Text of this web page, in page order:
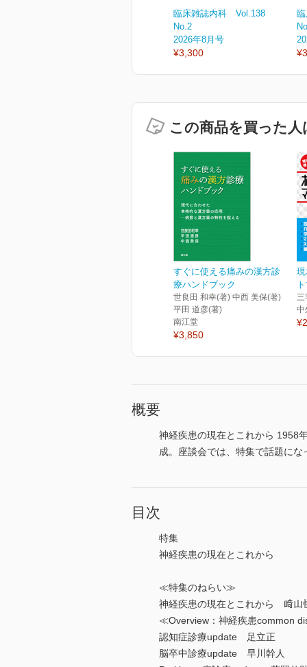
臨床雑誌内科 Vol.138
No.2
2026年8月号
¥3,300
この商品を買った
すぐに使える痛みの漢方診
療ハンドブック
世良田 和幸(著) 中西 美保(著)
平田 道彦(著)
南江堂
¥3,850
三
中
概要
神経疾患の現在とこれから 1958
成。座談会では、特集で話題に
目次
特集
神経疾患の現在とこれから
≪特集のねらい≫
神経疾患の現在とこれから 﨑山
≪Overview：神経疾患common
認知症診療update 足立正
脳卒中診療update 早川幹人